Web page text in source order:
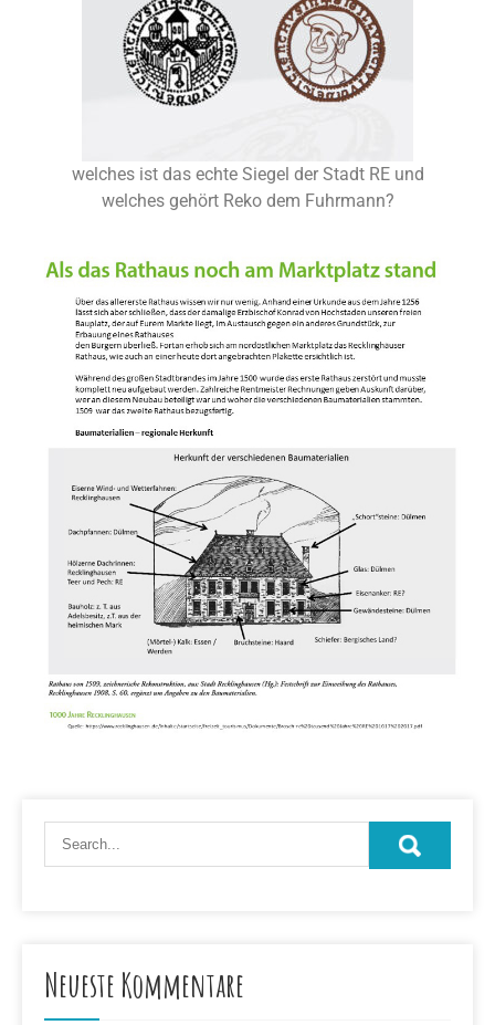
welches ist das echte Siegel der Stadt RE und
welches gehört Reko dem Fuhrmann?
Neueste Kommentare